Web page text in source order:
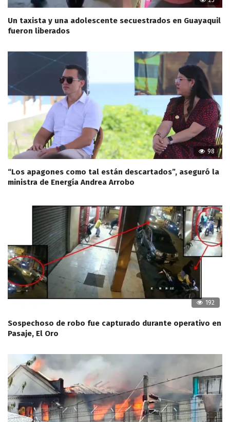
Un taxista y una adolescente secuestrados en Guayaquil
fueron liberados
98
“Los apagones como tal están descartados”, aseguró la
ministra de Energía Andrea Arrobo
192
Sospechoso de robo fue capturado durante operativo en
Pasaje, El Oro